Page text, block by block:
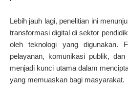
Lebih jauh lagi, penelitian ini
transformasi digital di sektor
oleh teknologi yang digunakan.
pelayanan, komunikasi publik,
menjadi kunci utama dalam
yang memuaskan bagi masyarakat.